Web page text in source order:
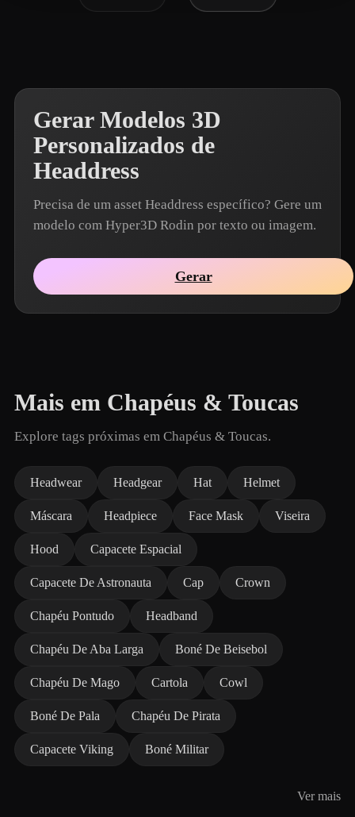
Gerar Modelos 3D
Personalizados de
Headdress
Precisa de um asset Headdress específico? Gere um
modelo com Hyper3D Rodin por texto ou imagem.
Gerar
Mais em Chapéus & Toucas
Explore tags próximas em Chapéus & Toucas.
Headwear Headgear Hat Helmet
Máscara Headpiece Face Mask Viseira
Hood Capacete Espacial
Capacete De Astronauta Cap Crown
Chapéu Pontudo Headband
Chapéu De Aba Larga Boné De Beisebol
Chapéu De Mago Cartola Cowl
Boné De Pala Chapéu De Pirata
Capacete Viking Boné Militar
Ver mais